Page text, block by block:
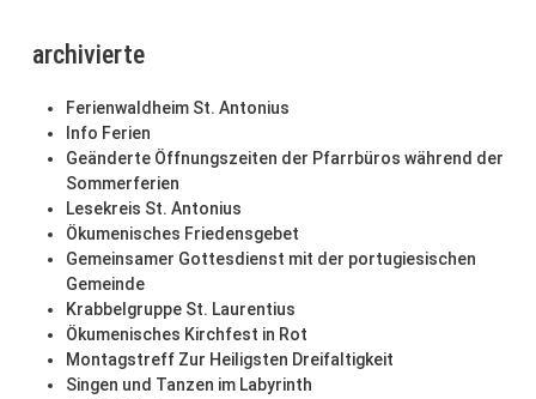
archivierte
Ferienwaldheim St. Antonius
Info Ferien
Geänderte Öffnungszeiten der Pfarrbüros während der
Sommerferien
Lesekreis St. Antonius
Ökumenisches Friedensgebet
Gemeinsamer Gottesdienst mit der portugiesischen
Gemeinde
Krabbelgruppe St. Laurentius
Ökumenisches Kirchfest in Rot
Montagstreff Zur Heiligsten Dreifaltigkeit
Singen und Tanzen im Labyrinth